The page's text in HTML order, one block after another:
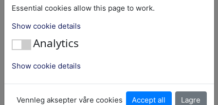
Essential cookies allow this page to work.
Show cookie details
Analytics
Show cookie details
Vennleg aksepter våre cookies
Nummer:631
Objekt:
Påhengs
Fabrikat:
Svalan
Nasjonalitet:Sverige
Storleik:2,5 HK
Oppbevaringsstad: Kristianhus